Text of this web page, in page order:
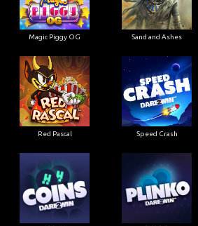
Magic Piggy OG Sand and Ashes
Red Pascal Speed Crash